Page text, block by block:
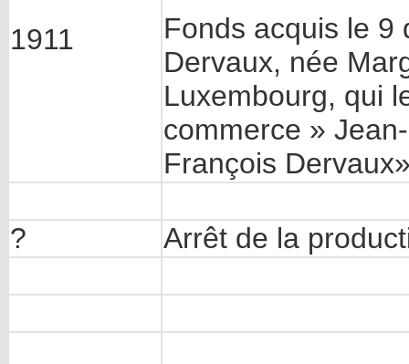
1911
Fonds acquis le 9
Dervaux, née
Luxembourg, qui
commerce »
François
? Arrêt de la